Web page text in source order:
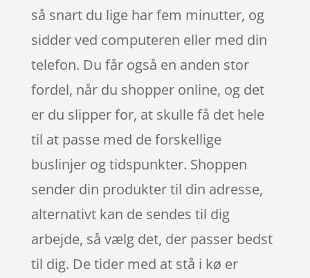
så snart du lige har fem minutter, og
sidder ved computeren eller med din
telefon. Du får også en anden stor
fordel, når du shopper online, og det
er du slipper for, at skulle få det hele
til at passe med de forskellige
buslinjer og tidspunkter. Shoppen
sender din produkter til din adresse,
alternativt kan de sendes til dig
arbejde, så vælg det, der passer bedst
til dig. De tider med at stå i kø er